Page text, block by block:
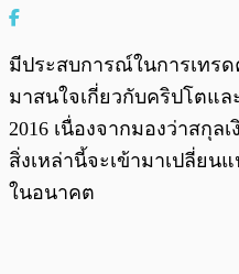
มีประสบการณ์ในการเทร
มาสนใจเกี่ยวกับคริปโตแล
2016 เนื่องจากมองว่าสกุล
สิ่งเหล่านี้จะเข้ามาเปลี่ยน
ในอนาคต